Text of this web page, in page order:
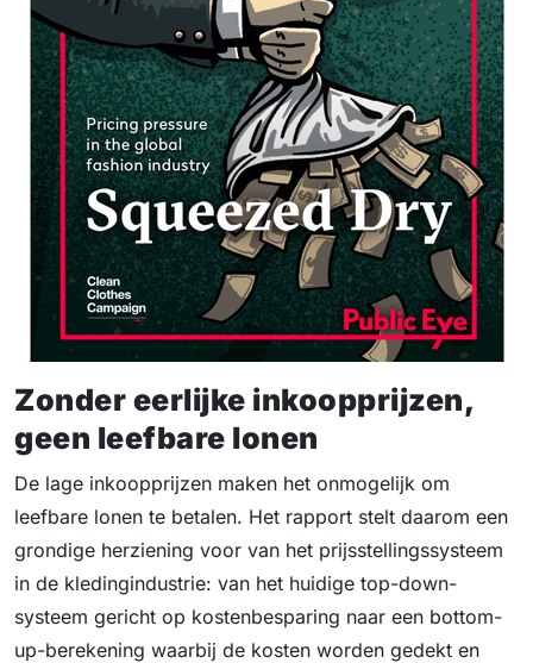
Zonder eerlijke inkoopprijzen,
geen leefbare lonen
De lage inkoopprijzen maken het onmogelijk om
leefbare lonen te betalen. Het rapport stelt daarom een
grondige herziening voor van het prijsstellingssysteem
in de kledingindustrie: van het huidige top-down-
systeem gericht op kostenbesparing naar een bottom-
up-berekening waarbij de kosten worden gedekt en